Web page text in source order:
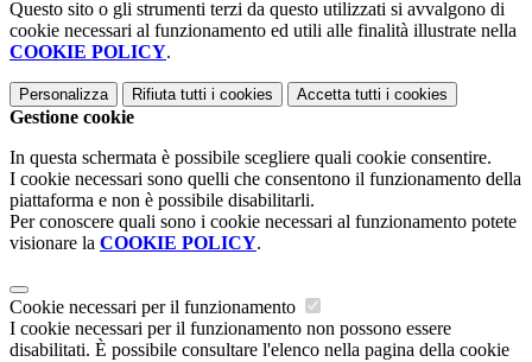
Questo sito o gli strumenti terzi da questo utilizzati si avvalgono di
cookie necessari al funzionamento ed utili alle finalità illustrate nella
COOKIE POLICY.
Personalizza Rifiuta tutti i cookies Accetta tutti i cookies
Gestione cookie
In questa schermata è possibile scegliere quali cookie consentire.
I cookie necessari sono quelli che consentono il funzionamento della
piattaforma e non è possibile disabilitarli.
Per conoscere quali sono i cookie necessari al funzionamento potete
visionare la COOKIE POLICY.
Cookie necessari per il funzionamento
I cookie necessari per il funzionamento non possono essere
disabilitati. È possibile consultare l'elenco nella pagina della cookie